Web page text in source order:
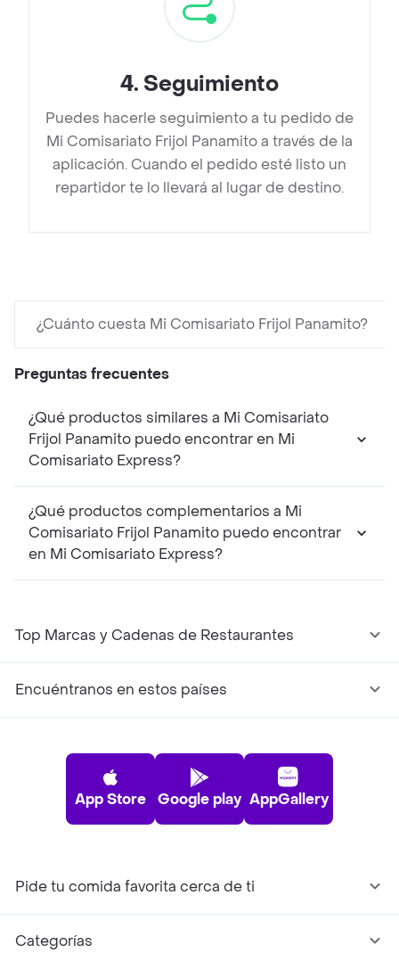
4. Seguimiento
Puedes hacerle seguimiento a tu pedido de
Mi Comisariato Frijol Panamito a través de la
aplicación. Cuando el pedido esté listo un
repartidor te lo llevará al lugar de destino.
¿Cuánto cuesta Mi Comisariato Frijol Panamito?
Preguntas frecuentes
¿Qué productos similares a Mi Comisariato
Frijol Panamito puedo encontrar en Mi
Comisariato Express?
¿Qué productos complementarios a Mi
Comisariato Frijol Panamito puedo encontrar
en Mi Comisariato Express?
Top Marcas y Cadenas de Restaurantes
Encuéntranos en estos países
App Store Google play AppGallery
Pide tu comida favorita cerca de ti
Categorías